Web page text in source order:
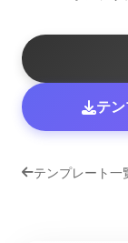
テ
テンプレート一